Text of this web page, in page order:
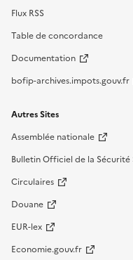
Flux RSS
Table de concordance
Documentation
bofip-archives.impots.gouv.fr
Autres Sites
Assemblée nationale
Bulletin Officiel de la Sécurité
Circulaires
Douane
EUR-lex
Economie.gouv.fr